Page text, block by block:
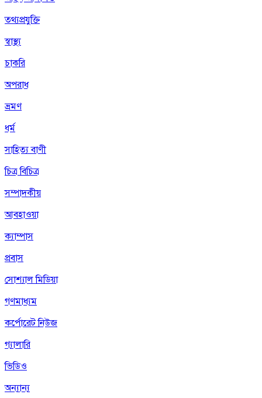
তথ্যপ্রযুক্তি
স্বাস্থ্য
চাকরি
অপরাধ
ভ্রমণ
ধর্ম
সাহিত্য বাণী
চিত্র বিচিত্র
সম্পাদকীয়
আবহাওয়া
ক্যাম্পাস
প্রবাস
সোশ্যাল মিডিয়া
গণমাধ্যম
কর্পোরেট নিউজ
গ্যালারি
ভিডিও
অন্যান্য